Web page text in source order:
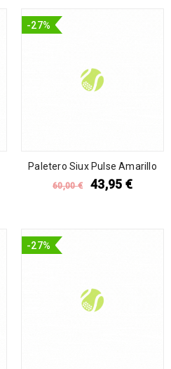
-27%
Paletero Siux Pulse Amarillo
60,00€ 43,95 €
-27%